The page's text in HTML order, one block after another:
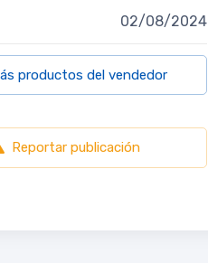
02/08/2024
productos del vendedor
Reportar publicación